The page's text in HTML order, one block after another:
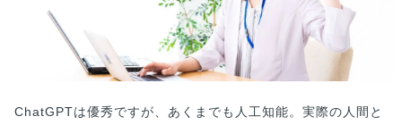
ChatGPTは優秀ですが、あくまでも人工知能。実際の人間と